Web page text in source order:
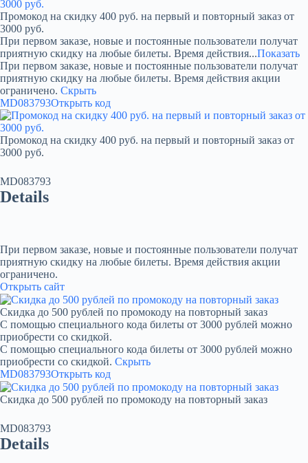
Промокод на скидку 400 руб. на первый и повторный заказ от
3000 руб.
При первом заказе, новые и постоянные пользователи получат
приятную скидку на любые билеты. Время действия...Показать
При первом заказе, новые и постоянные пользователи получат
приятную скидку на любые билеты. Время действия акции
ограничено. Скрыть
MD083793Открыть код
Промокод на скидку 400 руб. на первый и повторный заказ от
3000 руб.
MD083793
Details
При первом заказе, новые и постоянные пользователи получат
приятную скидку на любые билеты. Время действия акции
ограничено.
Открыть сайт
Скидка до 500 рублей по промокоду на повторный заказ
С помощью специального кода билеты от 3000 рублей можно
приобрести со скидкой.
С помощью специального кода билеты от 3000 рублей можно
приобрести со скидкой. Скрыть
MD083793Открыть код
Скидка до 500 рублей по промокоду на повторный заказ
MD083793
Details